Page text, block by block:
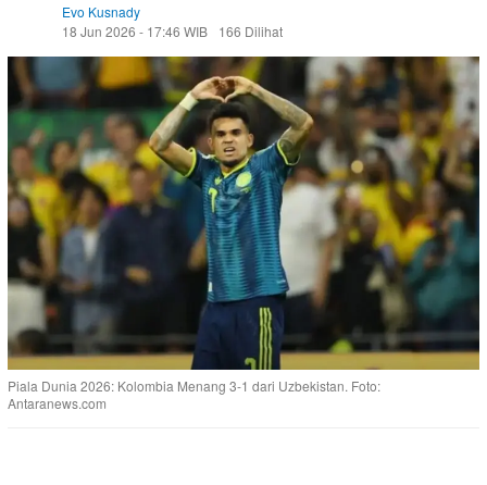
Evo Kusnady
18 Jun 2026 - 17:46 WIB
166 Dilihat
Piala Dunia 2026: Kolombia Menang 3-1 dari Uzbekistan. Foto:
Antaranews.com